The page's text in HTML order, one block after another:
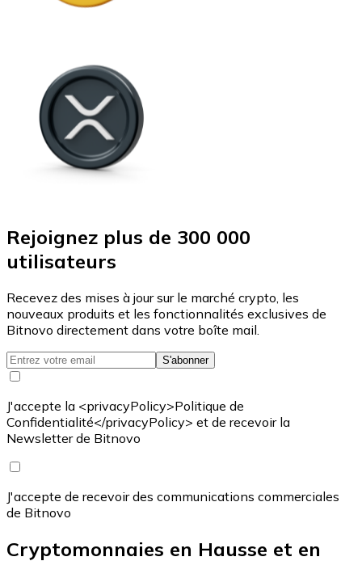
Rejoignez plus de 300 000
utilisateurs
Recevez des mises à jour sur le marché crypto, les
nouveaux produits et les fonctionnalités exclusives de
Bitnovo directement dans votre boîte mail.
S'abonner
J'accepte la <privacyPolicy>Politique de
Confidentialité</privacyPolicy> et de recevoir la
Newsletter de Bitnovo
J'accepte de recevoir des communications commerciales
de Bitnovo
Cryptomonnaies en Hausse et en